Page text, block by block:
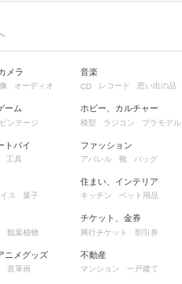
メラ
オーディオ
ーム
ビンテージ
トバイ
工具
ス 菓子
観葉植物
ニメグッズ
直筆画
音楽
CD レコード 思い出の品
ホビー、カルチャー
模型 ラジコン プラモデル
ファッション
アパレル 靴 バッグ
住まい、インテリア
キッチン ペット用品
チケット、金券
興行チケット 割引券
不動産
マンション 一戸建て